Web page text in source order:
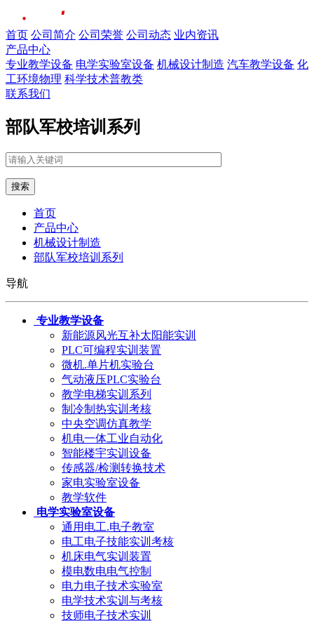
首页 公司简介 公司荣誉 公司动态 业内资讯
产品中心
专业教学设备 电学实验室设备 机械设计制造 汽车教学设备 化
工环境物理 科学技术普教类
联系我们
部队军校培训系列
搜索
首页
产品中心
机械设计制造
部队军校培训系列
导航
专业教学设备
新能源风光互补太阳能实训
PLC可编程实训装置
微机.单片机实验台
气动液压PLC实验台
教学电梯实训系列
制冷制热实训考核
中央空调仿真教学
机电一体工业自动化
智能楼宇实训设备
传感器/检测转换技术
家电实验室设备
教学软件
电学实验室设备
通用电工.电子教室
电工电子技能实训考核
机床电气实训装置
模电数电电气控制
电力电子技术实验室
电学技术实训与考核
技师电子技术实训